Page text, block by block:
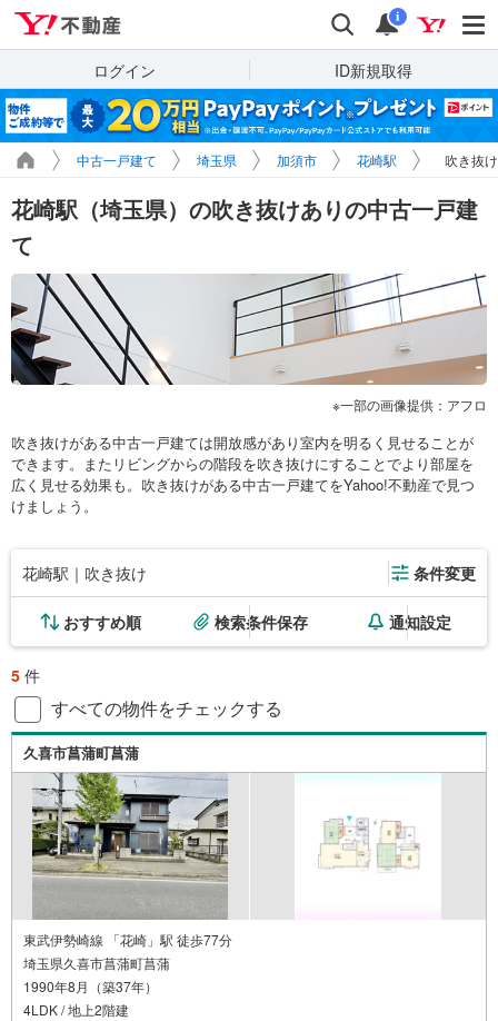
検索 通知
i
ログイン ID新規取得
中古一戸建て 埼玉県 加須市 花崎駅 吹き抜
花崎駅（埼玉県）の吹き抜けありの中古一戸建
て
一部の画像提供：アフロ
吹き抜けがある中古一戸建ては開放感があり室内を明るく見せることが
できます。またリビングからの階段を吹き抜けにすることでより部屋を
広く見せる効果も。吹き抜けがある中古一戸建てをYahoo!不動産で見つ
けましょう。
花崎駅｜吹き抜け 条件変更
おすすめ順 検索条件保存 通知設定
5 件
すべての物件をチェックする
久喜市菖蒲町菖蒲
東武伊勢崎線 「花崎」駅 徒歩77分
埼玉県久喜市菖蒲町菖蒲
1990年8月（築37年）
4LDK / 地上2階建